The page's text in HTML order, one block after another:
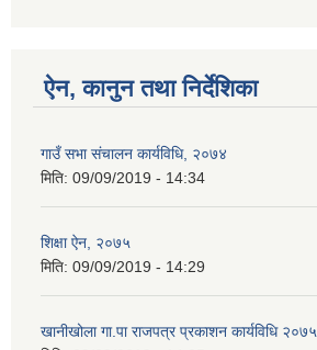
ऐन, कानुन तथा निर्देशिका
गाउँ सभा संचालन कार्यविधि, २०७४
मिति: 09/09/2019 - 14:34
शिक्षा ऐन, २०७५
मिति: 09/09/2019 - 14:29
खानीखोला गा.पा राजपत्र प्रकाशन कार्यविधि २०७५